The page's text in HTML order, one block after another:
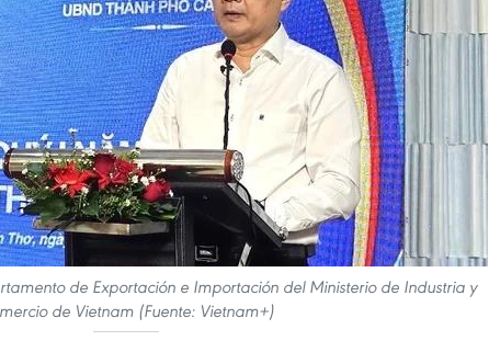
de Exportación e Importación del Ministerio de Industria y
de Vietnam (Fuente: Vietnam+)